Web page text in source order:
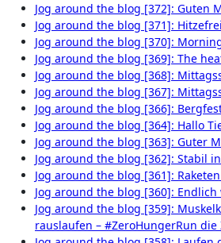
Jog around the blog [372]: Guten
Jog around the blog [371]:
Jog around the blog [370]:
Jog around the blog [369]: The
Jog around the blog [368]:
Jog around the blog [367]:
Jog around the blog [366]:
Jog around the blog [364]: Hallo
Jog around the blog [363]: Guter
Jog around the blog [362]: Stabil
Jog around the blog [361]:
Jog around the blog [360]: Endlich
Jog around the blog [359]:
rauslaufen – #ZeroHungerRun die